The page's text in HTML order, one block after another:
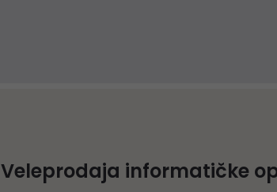
Veleprodaja informatičke